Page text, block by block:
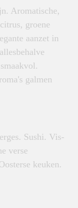
Aromatische,
groene
aanzet in
galmen
Sushi. Vis-
verse
keuken.